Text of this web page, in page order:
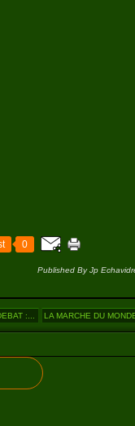
0
Published By Jp
:... LA MARCHE DU